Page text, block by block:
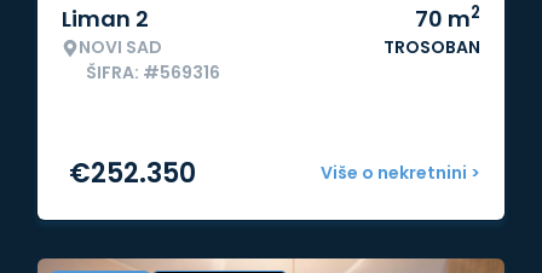
Liman 2
NOVI SAD
ŠIFRA: #569316
70 m2
TROSOBAN
Više o nekretnini >
€252.350